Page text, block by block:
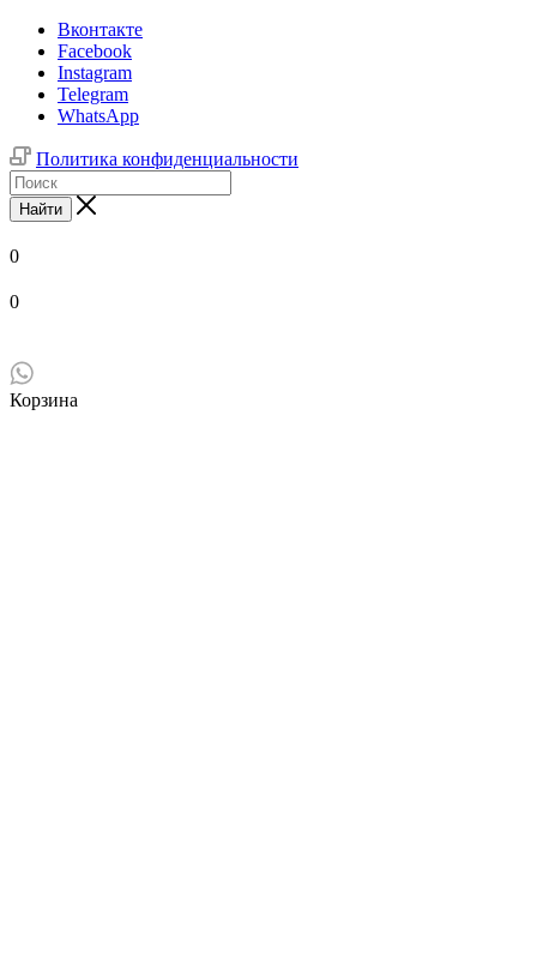
Вконтакте
Facebook
Instagram
Telegram
WhatsApp
Политика конфиденциальности
Найти
0
0
Корзина